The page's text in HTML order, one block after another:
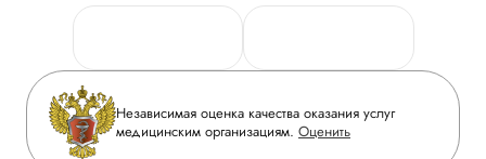
Руководство
Сотрудничество
Инвесторам
Журнал «Мать и дитя»
Персональные данные
Горячая линия качества
Вопрос-ответ
Приложение пациента
Независимая оценка качества оказания услуг
медицинским организациям. Оценить